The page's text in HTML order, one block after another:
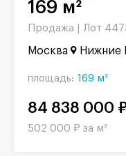
169 м²
Продажа | Лот
Москва Нижние
площадь: 169 м²
84 838 000
502 000 ₽ за м²